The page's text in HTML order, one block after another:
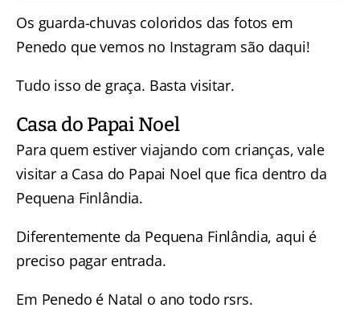
Os guarda-chuvas coloridos das fotos em
Penedo que vemos no Instagram são daqui!
Tudo isso de graça. Basta visitar.
Casa do Papai Noel
Para quem estiver viajando com crianças, vale
visitar a Casa do Papai Noel que fica dentro da
Pequena Finlândia.
Diferentemente da Pequena Finlândia, aqui é
preciso pagar entrada.
Em Penedo é Natal o ano todo rsrs.